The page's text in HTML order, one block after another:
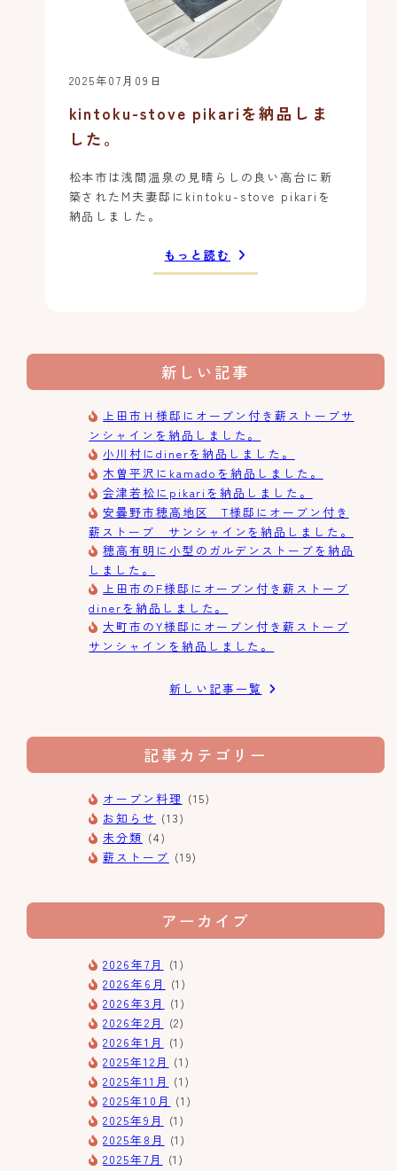
2025年07月09日
kintoku-stove pikariを納品しま
した。
松本市は浅間温泉の見晴らしの良い高台に新
築されたM夫妻邸にkintoku-stove pikariを
納品しました。
もっと読む
新しい記事
上田市Ｈ様邸にオーブン付き薪ストーブサ
ンシャインを納品しました。
小川村にdinerを納品しました。
木曽平沢にkamadoを納品しました。
会津若松にpikariを納品しました。
安曇野市穂高地区 T様邸にオーブン付き
薪ストーブ サンシャインを納品しました。
穂高有明に小型のガルデンストーブを納品
しました。
上田市のF様邸にオーブン付き薪ストーブ
dinerを納品しました。
大町市のY様邸にオーブン付き薪ストーブ
サンシャインを納品しました。
新しい記事一覧
記事カテゴリー
オーブン料理 (15)
お知らせ (13)
未分類 (4)
薪ストーブ (19)
アーカイブ
2026年7月
(1)
2026年6月
(1)
2026年3月
(1)
2026年2月
(2)
2026年1月
(1)
2025年12月 (1)
2025年11月 (1)
2025年10月 (1)
2025年9月
(1)
2025年8月
(1)
2025年7月
(1)